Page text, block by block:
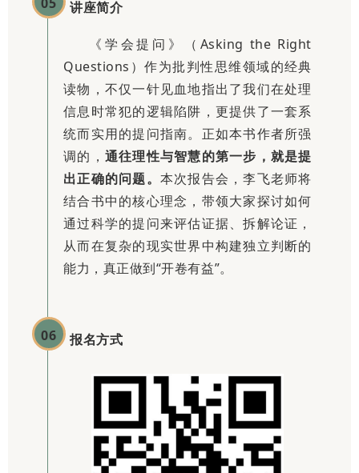
05 讲座简介
《学会提问》（Asking the Right
Questions）作为批判性思维领域的经典
读物，不仅一针见血地指出了我们在处理
信息时常犯的逻辑陷阱，更提供了一套系
统而实用的提问指南。正如本书作者所强
调的， 通往理性与智慧的第一步，就是提
出正确的问题。 本次报告会，李飞老师将
结合书中的核心理念，带领大家探讨如何
通过科学的提问来评估证据、拆解论证，
从而在复杂的现实世界中构建独立判断的
能力，真正做到“开卷有益”。
06 报名方式